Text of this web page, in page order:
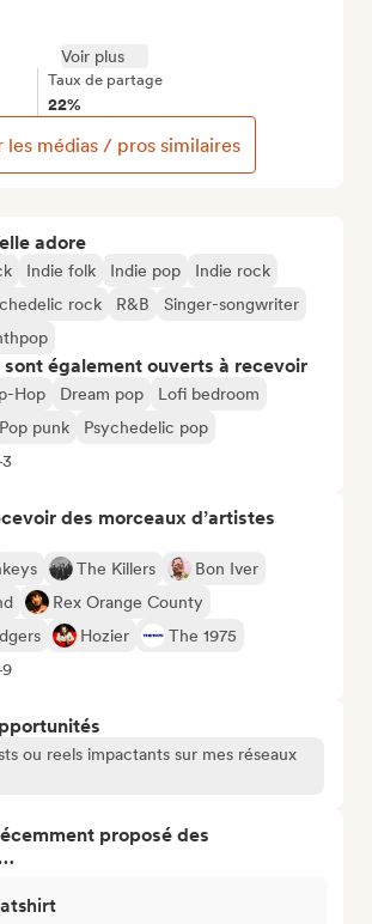
adore
Indie folk Indie pop
Indie rock
rock R&B
Singer-songwriter
également ouverts à recevoir
Hop Dream pop
Lofi bedroom
Pop punk
Psychedelic pop
des morceaux d’artistes
The Killers
Bon Iver
Rex Orange County
Hozier
The 1975
ou reels impactants sur mes réseaux
proposé des
Voir plus
Taux de partage
22%
les médias / pros similaires